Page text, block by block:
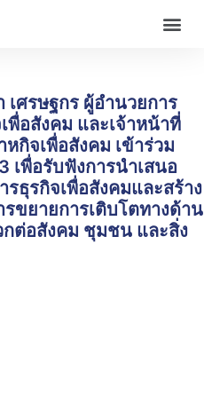
ศรษฐกร ผู้อำนวยการ
พื่อสังคม และเจ้าหน้าที่
กิจเพื่อสังคม เข้าร่วม
เพื่อรับฟังการนำเสนอ
ธุรกิจเพื่อสังคมและสร้าง
ขยายการเติบโตทางด้าน
กต่อสังคม ชุมชน และสิ่ง